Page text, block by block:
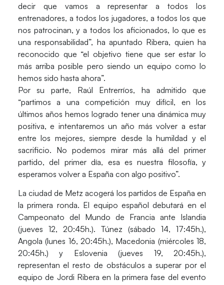
decir que vamos a representar a todos los
entrenadores, a todos los jugadores, a todos los que
nos patrocinan, y a todos los aficionados, lo que es
una responsabilidad”, ha apuntado Ribera, quien ha
reconocido que “el objetivo tiene que ser estar lo
más arriba posible pero siendo un equipo como lo
hemos sido hasta ahora”.
Por su parte, Raúl Entrerríos, ha admitido que
“partimos a una competición muy difícil, en los
últimos años hemos logrado tener una dinámica muy
positiva, e intentaremos un año más volver a estar
entre los mejores, siempre desde la humildad y el
sacrificio. No podemos mirar más allá del primer
partido, del primer día, esa es nuestra filosofía, y
esperamos volver a España con algo positivo”.
La ciudad de Metz acogerá los partidos de España en
la primera ronda. El equipo español debutará en el
Campeonato del Mundo de Francia ante Islandia
(jueves 12, 20:45h.). Túnez (sábado 14, 17:45h.),
Angola (lunes 16, 20:45h.), Macedonia (miércoles 18,
20:45h.) y Eslovenia (jueves 19, 20:45h.),
representan el resto de obstáculos a superar por el
equipo de Jordi Ribera en la primera fase del evento